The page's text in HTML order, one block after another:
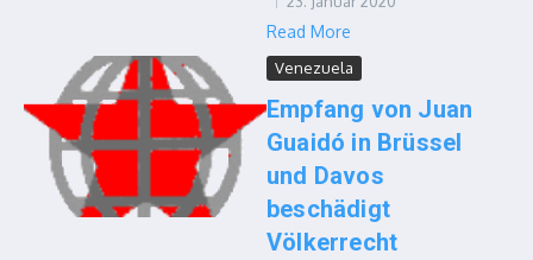
Read More
Venezuela
Empfang von Juan
Guaidó in Brüssel
und Davos
beschädigt
Völkerrecht